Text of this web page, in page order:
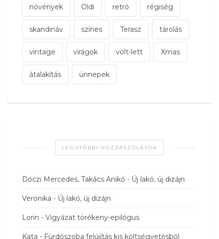
növények Oldi retró régiség
skandináv színes Terasz tárolás
vintage virágok volt-lett Xmas
átalakítás ünnepek
LEGUTÓBBI HOZZÁSZÓLÁSOK
Dóczi Mercedes, Takács Anikó - Új lakó, új dizájn
Veronika - Új lakó, új dizájn
Lorin - Vigyázat törékeny-epilógus
Kata - Fürdőszoba felújítás kis költségvetésből